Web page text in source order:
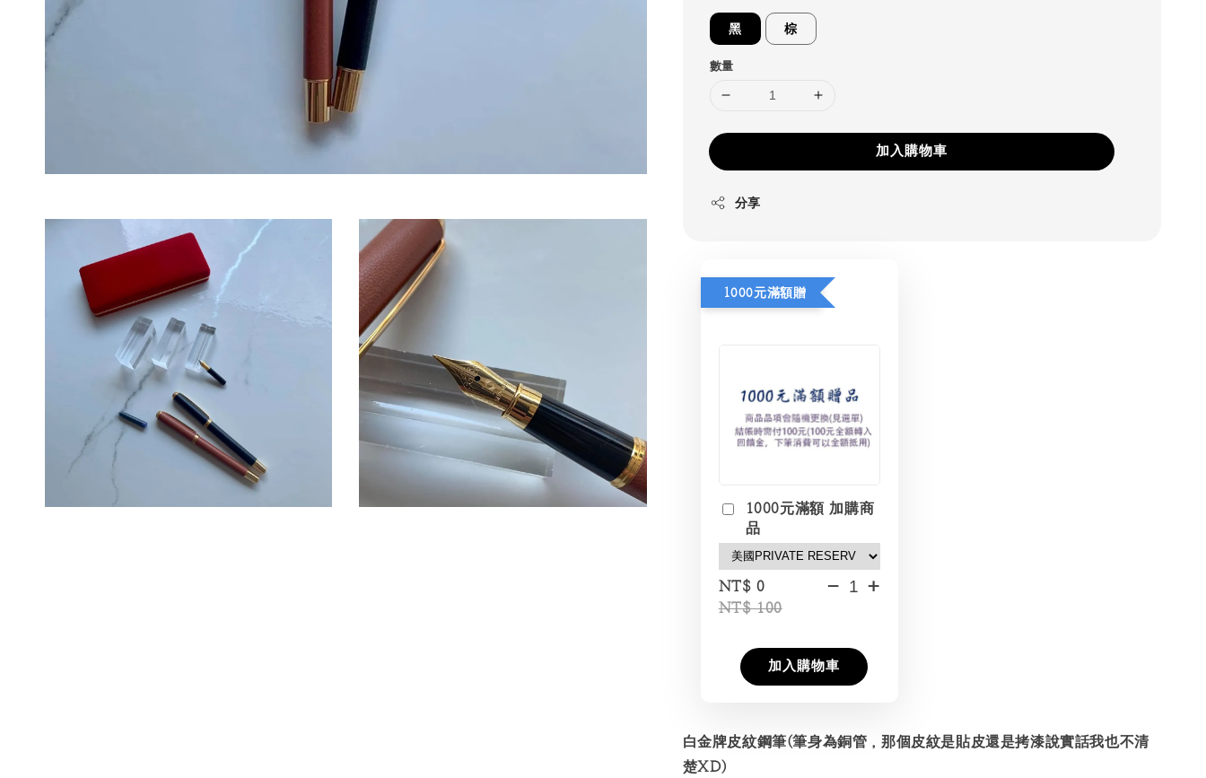
黑 棕
數量
加入購物車
分享
1000元滿額贈
1000元滿額 加購商
品
NT$ 0
NT$ 100
- +
加入購物車
白金牌皮紋鋼筆(筆身為銅管，那個皮紋是貼皮還是拷漆說實話我也不清
楚XD)